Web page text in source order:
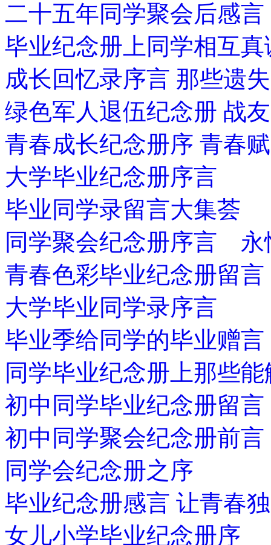
二十五年同学聚会后感言
毕业纪念册上同学相互真
成长回忆录序言 那些遗
绿色军人退伍纪念册 战
青春成长纪念册序 青春赋
大学毕业纪念册序言
毕业同学录留言大集荟
同学聚会纪念册序言 永
青春色彩毕业纪念册留言
大学毕业同学录序言
毕业季给同学的毕业赠言
同学毕业纪念册上那些
初中同学毕业纪念册留言
初中同学聚会纪念册前言
同学会纪念册之序
毕业纪念册感言 让青春
女儿小学毕业纪念册序